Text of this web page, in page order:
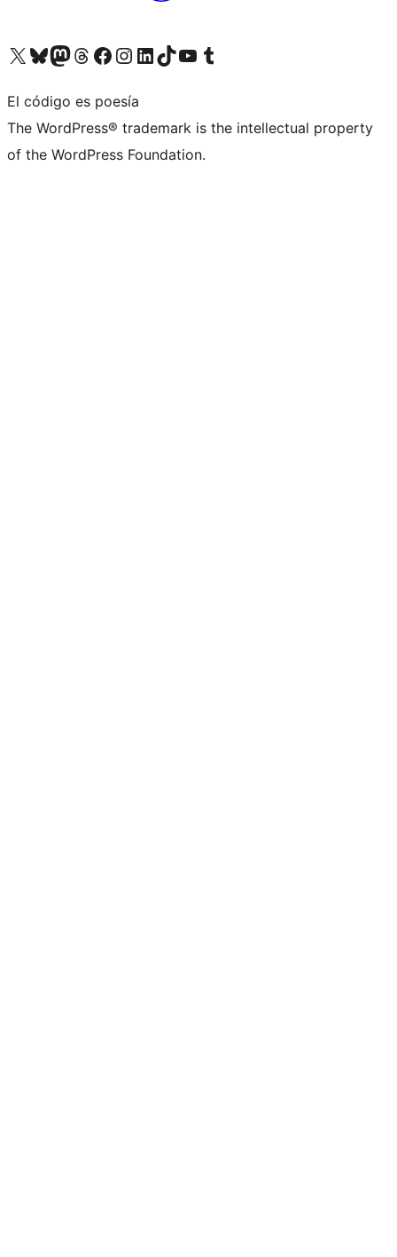
Visita nuestra cuenta de X (anteriormente Twitter)
Visita nuestra cuenta de Bluesky
Visita nuestra cuenta de Mastodon
Visita nuestra cuenta de Threads
Visita nuestra página de Facebook
Visita nuestra cuenta de Instagram
Visita nuestra cuenta de LinkedIn
Visita nuestra cuenta de TikTok
Visita nuestro canal de YouTube
Visita nuestra cuenta de Tumblr
El código es poesía
The WordPress® trademark is the intellectual property
of the WordPress Foundation.